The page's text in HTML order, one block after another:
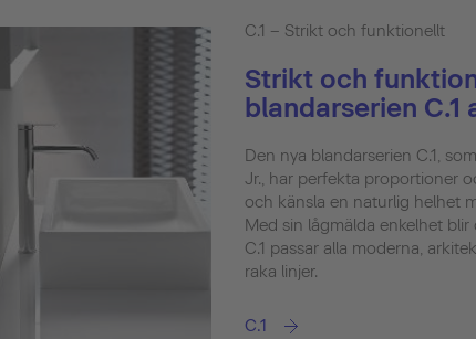
C.1 – Strikt och funktionellt
Strikt och
blandarserien C.1
Den nya blandarserien C.1,
Jr., har perfekta proportioner
och känsla en naturlig helhet
Med sin lågmälda enkelhet
C.1 passar alla moderna,
raka linjer.
C.1